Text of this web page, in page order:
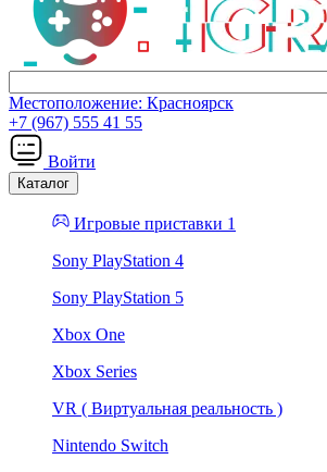
Местоположение: Красноярск
+7 (967) 555 41 55
Войти
Каталог
Игровые приставки 1
Sony PlayStation 4
Sony PlayStation 5
Xbox One
Xbox Series
VR ( Виртуальная реальность )
Nintendo Switch